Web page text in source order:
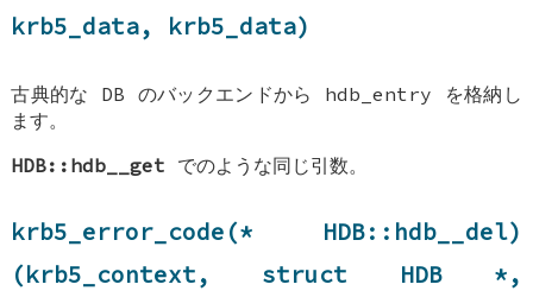
krb5_data, krb5_data)
古典的な DB のバックエンドから hdb_entry を格納し
ます。
HDB::hdb__get でのような同じ引数。
krb5_error_code(* HDB::hdb__del)
(krb5_context, struct
HDB*,